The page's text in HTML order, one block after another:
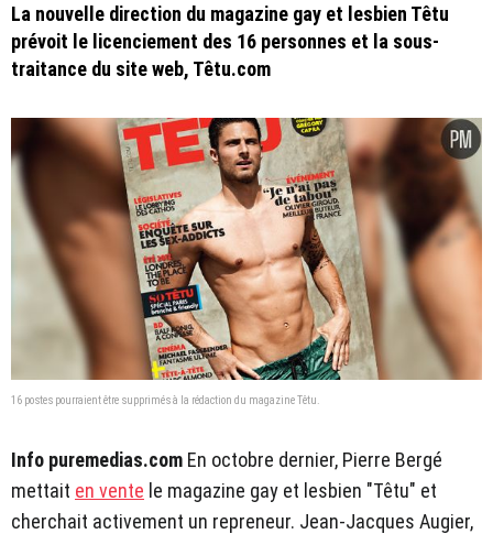
La nouvelle direction du magazine gay et lesbien Têtu
prévoit le licenciement des 16 personnes et la sous-
traitance du site web, Têtu.com
16 postes pourraient être supprimés à la rédaction du magazine Têtu.
Info puremedias.com En octobre dernier, Pierre Bergé
mettait en vente le magazine gay et lesbien "Têtu" et
cherchait activement un repreneur. Jean-Jacques Augier,